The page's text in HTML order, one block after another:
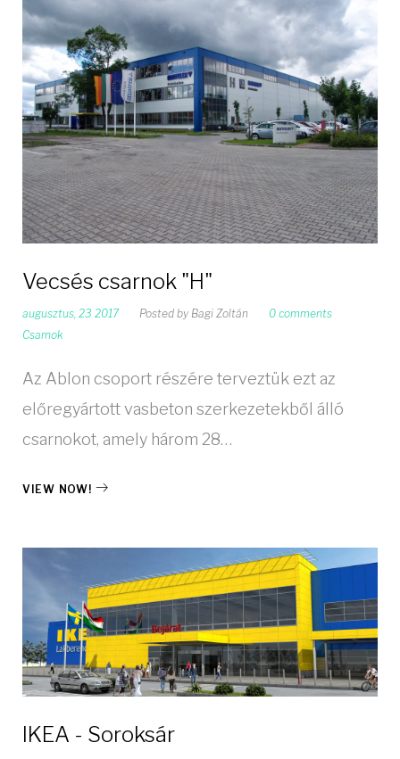
Vecsés csarnok "H"
augusztus, 23 2017 Posted by Bagi Zoltán
0 comments
Csarnok
Az Ablon csoport részére terveztük ezt az
előregyártott vasbeton szerkezetekből álló
csarnokot, amely három 28…
VIEW NOW!
IKEA - Soroksár